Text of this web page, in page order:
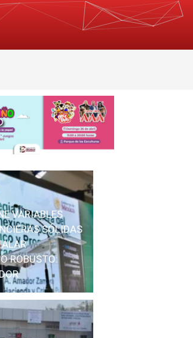
VARIABLES
SÓLIDAS
ROBUSTO: